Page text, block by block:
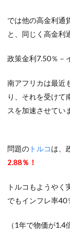
では他の高金利通
と、同じく高金利
政策金利7.50％－
南アフリカは最近
り、それを受けて
スを加速させてい
問題の トルコ は、
2.88％！
トルコもようや
でもインフレ率40
（1年で物価が1.4